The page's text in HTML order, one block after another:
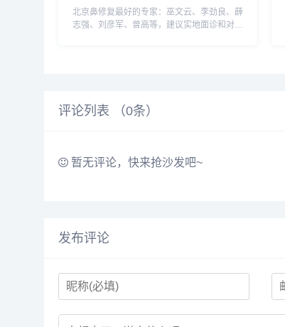
北京鼻修复最好的专家：巫文云、李劲良、薛
志强、刘彦军、曾高等，建议实地面诊和对
评论列表 （0条）
暂无评论，快来抢沙发吧~
发布评论